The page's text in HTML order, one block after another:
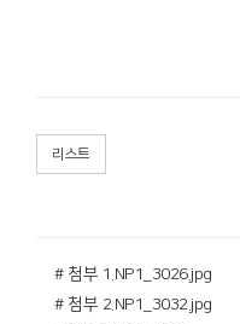
리스트
# 첨부 1.NP1_3026.jpg
# 첨부 2.NP1_3032.jpg